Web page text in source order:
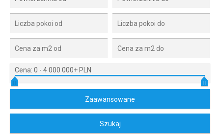
Cena: 0 - 4 000 000+ PLN